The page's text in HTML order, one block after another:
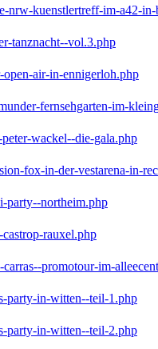
nrw-kuenstlertreff-im-a42-
tanznacht--vol.3.php
open-air-in-ennigerloh.php
fernsehgarten-im-
wackel--die-gala.php
fox-in-der-vestarena-in-
party--northeim.php
rauxel.php
promotour-im-
party-in-witten--teil-1.php
party-in-witten--teil-2.php